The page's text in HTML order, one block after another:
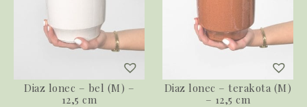
Diaz lonec – bel (M) –
12,5 cm
Diaz lonec – terakota (M)
– 12,5 cm